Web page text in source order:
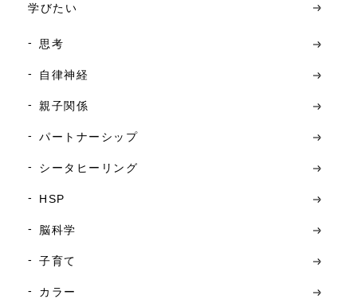
学びたい
思考
自律神経
親子関係
パートナーシップ
シータヒーリング
HSP
脳科学
子育て
カラー